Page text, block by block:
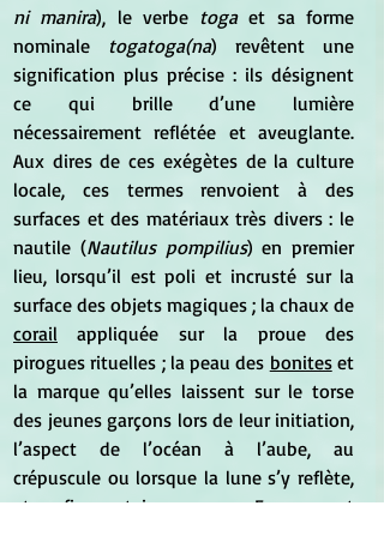
ni manira), le verbe toga et sa forme
nominale togatoga(na) revêtent une
signification plus précise : ils désignent
ce qui brille d’une lumière
nécessairement reflétée et aveuglante.
Aux dires de ces exégètes de la culture
locale, ces termes renvoient à des
surfaces et des matériaux très divers : le
nautile (Nautilus pompilius) en premier
lieu, lorsqu’il est poli et incrusté sur la
corail appliquée sur la proue des
pirogues rituelles ; la peau des bonites et
la marque qu’elles laissent sur le torse
des jeunes garçons lors de leur initiation,
l’aspect de l’océan à l’aube, au
crépuscule ou lorsque la lune s’y reflète,
et enfin, certains nuages. Faussement